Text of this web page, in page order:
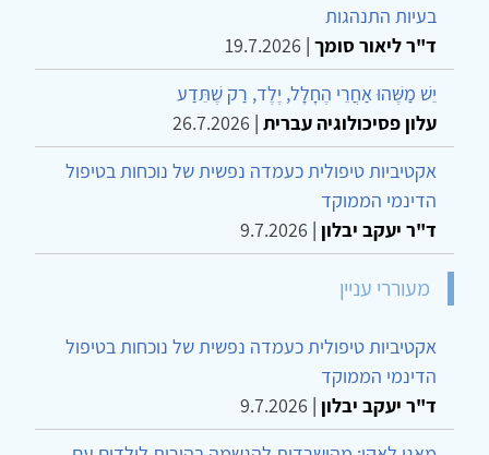
בעיות התנהגות
ד"ר ליאור סומך |
19.7.2026
יֵשׁ מַשֶּׁהוּ אַחֲרֵי הֶחָלָל, יֶלֶד, רַק שֶׁתֵּדַע
עלון פסיכולוגיה עברית |
26.7.2026
אקטיביות טיפולית כעמדה נפשית של נוכחות בטיפול
הדינמי הממוקד
ד"ר יעקב יבלון |
9.7.2026
מעוררי עניין
אקטיביות טיפולית כעמדה נפשית של נוכחות בטיפול
הדינמי הממוקד
ד"ר יעקב יבלון |
9.7.2026